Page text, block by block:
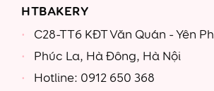
HTBAKERY
C28-TT6 KĐT Văn Quán - Yên
Phúc La, Hà Đông, Hà Nội
Hotline: 0912 650 368